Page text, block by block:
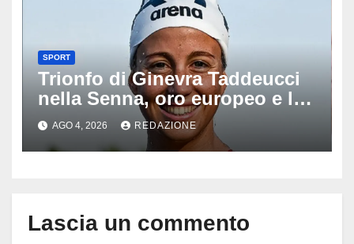
SPORT
Trionfo di Ginevra Taddeucci
nella Senna, oro europeo e la
stoccata sul fiume di Parigi:
‘Era bella zozza’
AGO 4, 2026 REDAZIONE
Lascia un commento